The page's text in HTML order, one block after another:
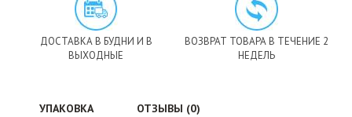
ДОСТАВКА В БУДНИ И В
ВЫХОДНЫЕ
ВОЗВРАТ ТОВАРА В ТЕЧЕНИЕ 2
НЕДЕЛЬ
УПАКОВКА ОТЗЫВЫ (0)